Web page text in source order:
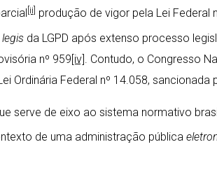
[ii] produção de vigor pela Lei Federal
da LGPD após extenso processo
nº 959[iv]. Contudo, o Congresso
Federal nº 14.058, sancionada
serve de eixo ao sistema normativo
de uma administração pública